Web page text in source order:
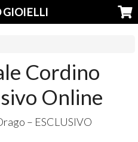
GIOIELLI
Cordino
Online
– ESCLUSIVO